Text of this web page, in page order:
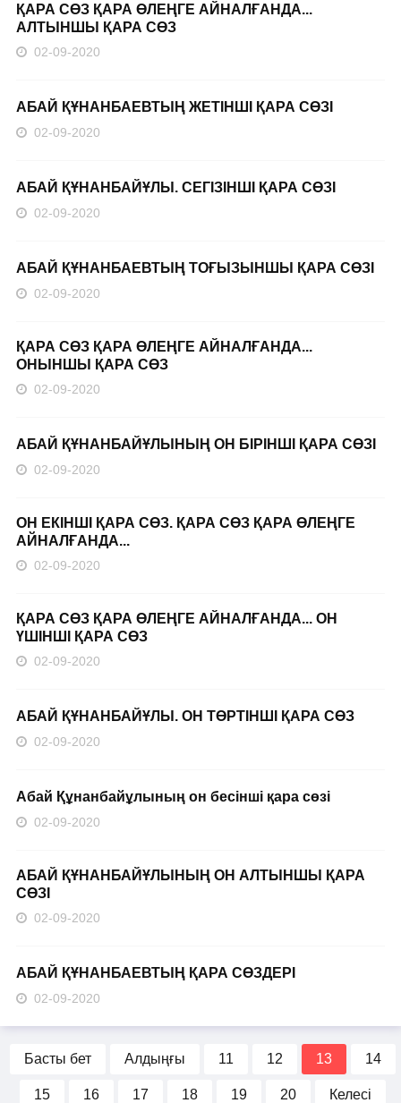
ҚАРА СӨЗ ҚАРА ӨЛЕҢГЕ АЙНАЛҒАНДА...
АЛТЫНШЫ ҚАРА СӨЗ
02-09-2020
АБАЙ ҚҰНАНБАЕВТЫҢ ЖЕТІНШІ ҚАРА СӨЗІ
02-09-2020
АБАЙ ҚҰНАНБАЙҰЛЫ. СЕГІЗІНШІ ҚАРА СӨЗІ
02-09-2020
АБАЙ ҚҰНАНБАЕВТЫҢ ТОҒЫЗЫНШЫ ҚАРА СӨЗІ
02-09-2020
ҚАРА СӨЗ ҚАРА ӨЛЕҢГЕ АЙНАЛҒАНДА...
ОНЫНШЫ ҚАРА СӨЗ
02-09-2020
АБАЙ ҚҰНАНБАЙҰЛЫНЫҢ ОН БІРІНШІ ҚАРА СӨЗІ
02-09-2020
ОН ЕКІНШІ ҚАРА СӨЗ. ҚАРА СӨЗ ҚАРА ӨЛЕҢГЕ
АЙНАЛҒАНДА...
02-09-2020
ҚАРА СӨЗ ҚАРА ӨЛЕҢГЕ АЙНАЛҒАНДА... ОН
ҮШІНШІ ҚАРА СӨЗ
02-09-2020
АБАЙ ҚҰНАНБАЙҰЛЫ. ОН ТӨРТІНШІ ҚАРА СӨЗ
02-09-2020
Абай Құнанбайұлының он бесінші қара сөзі
02-09-2020
АБАЙ ҚҰНАНБАЙҰЛЫНЫҢ ОН АЛТЫНШЫ ҚАРА
СӨЗІ
02-09-2020
АБАЙ ҚҰНАНБАЕВТЫҢ ҚАРА СӨЗДЕРІ
02-09-2020
Басты бет Алдыңғы 11 12 13 14
15 16 17 18 19 20 Келесі